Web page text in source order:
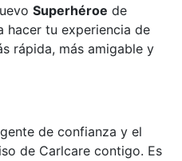
Superhéroe de
hacer tu experiencia de
rápida, más amigable y
de confianza y el
de Carlcare contigo. Es